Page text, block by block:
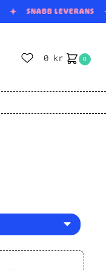
SNABB LEVERANS
0 kr 0